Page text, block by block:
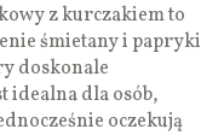
z kurczakiem to
śmietany i papryki
doskonale
idealna dla osób,
oczekują